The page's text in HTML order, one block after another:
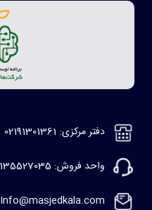
دفتر مرکزی: 02191301361
واحد فروش: 09135527035
Info@masjedkala.com